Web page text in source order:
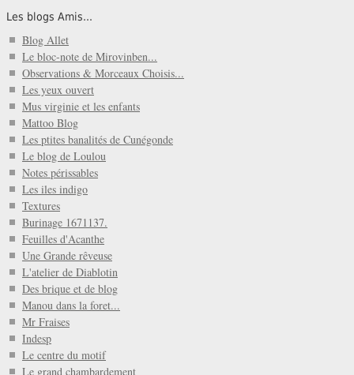
Les blogs Amis...
Blog Allet
Le bloc-note de Mirovinben...
Observations & Morceaux Choisis...
Les yeux ouvert
Mus virginie et les enfants
Mattoo Blog
Les ptites banalités de Cunégonde
Le blog de Loulou
Notes périssables
Les iles indigo
Textures
Burinage 1671137.
Feuilles d'Acanthe
Une Grande rêveuse
L'atelier de Diablotin
Des brique et de blog
Manou dans la foret...
Mr Fraises
Indesp
Le centre du motif
Le grand chambardement